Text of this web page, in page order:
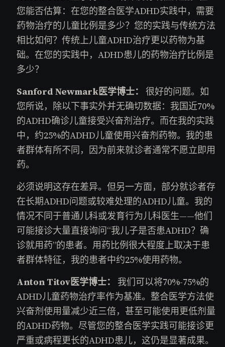
您能否估算：在您的整合医学ADHD实践中，需要
药物治疗的儿童比例是多少？您的实践与传统方法
相比如何？传统上儿童ADHD治疗更以药物为基
础。在您的实践中，ADHD患儿的药物治疗比例是
多少？
Sanford Newmark医学博士： 很好的问题。如
您所说，除以下事实外并无确切数据：我国近70%
的ADHD确诊儿童接受兴奋剂治疗。而在我的实践
中，约25%的ADHD儿童使用兴奋剂药物。我的患
者群体有所不同，因为前来就诊者通常不愿立即用
药。
必须说明这存在差异。但另一方面，部分就诊者存
在长期ADHD问题或较难处理的ADHD儿童。我的
情况不同于普通儿科或发育行为儿科医生——他们
可能接诊大量直接询问“我儿子是否患ADHD？确
诊就用药”的患者。用药比例很大程度上取决于患
者群体特征，我的患者中约25%使用药物。
Anton Titov医学博士：
我们可以将70%-75%的
ADHD儿童药物治疗率作为基准。整合医学方法使
兴奋剂使用量减少近三倍，甚至可能使用更低剂量
的ADHD药物。尽管您的整合医学实践可能接诊更
严重或病程更长的ADHD患儿，这仍是显著成果。